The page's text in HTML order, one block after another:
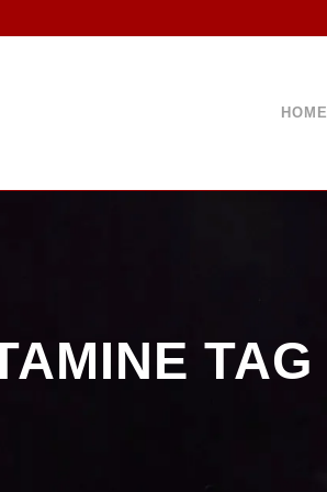
HOME
TAG